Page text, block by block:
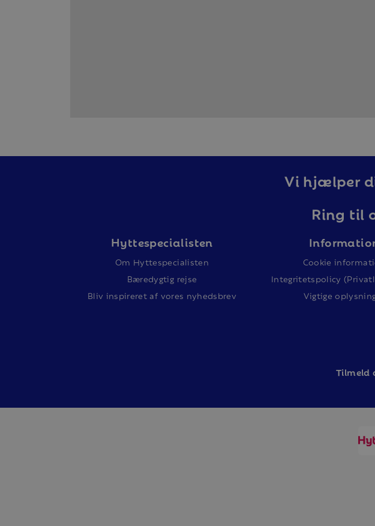
Vi hjælper
Ring til
Hyttespecialisten
Om Hyttespecialisten
Bæredygtig rejse
Bliv inspireret af vores nyhedsbrev
Cookie
Integritetspolicy
Vigtige
Tilmeld